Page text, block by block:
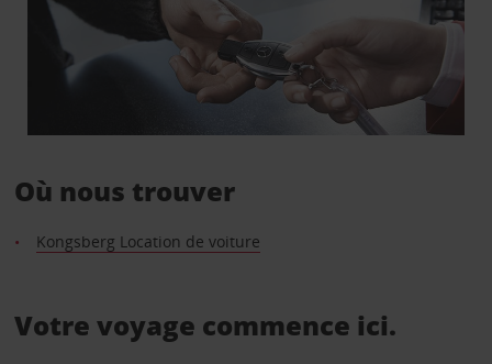
Où nous trouver
Kongsberg Location de voiture
Votre voyage commence ici.